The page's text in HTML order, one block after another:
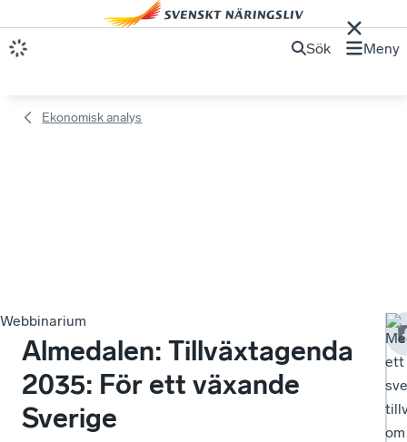
Sök Meny
Ekonomisk analys
Webbinarium
Almedalen: Tillväxtagenda
2035: För ett växande
Sverige
ett
om